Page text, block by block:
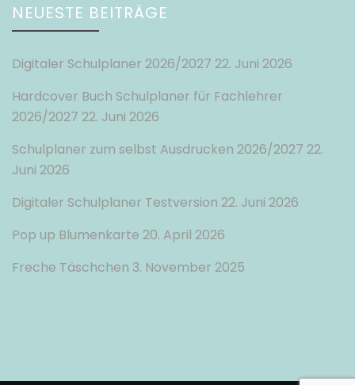
NEUESTE BEITRÄGE
Digitaler Schulplaner 2026/2027 22. Juni 2026
Hardcover Buch Schulplaner für Fachlehrer
2026/2027 22. Juni 2026
Schulplaner zum selbst Ausdrucken 2026/2027 22.
Juni 2026
Digitaler Schulplaner Testversion 22. Juni 2026
Pop up Blumenkarte 20. April 2026
Freche Täschchen 3. November 2025